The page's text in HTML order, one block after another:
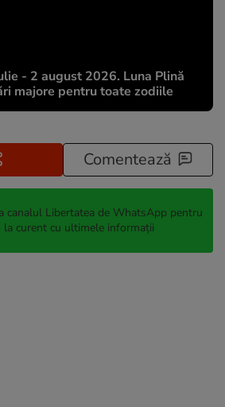
- 2 august 2026. Luna Plină
majore pentru toate zodiile
Comentează
canalul Libertatea de WhatsApp pentru
la curent cu ultimele informații